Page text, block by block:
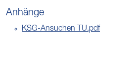
Anhänge
KSG-Ansuchen TU.pdf